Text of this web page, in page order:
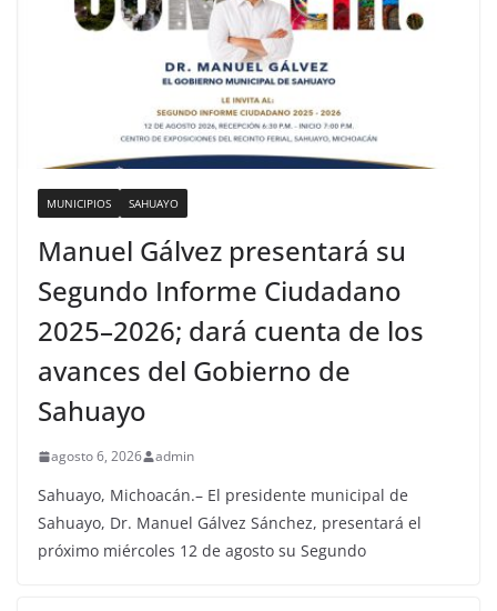
MUNICIPIOS SAHUAYO
Manuel Gálvez presentará su
Segundo Informe Ciudadano
2025–2026; dará cuenta de los
avances del Gobierno de
Sahuayo
agosto 6, 2026 admin
Sahuayo, Michoacán.– El presidente municipal de
Sahuayo, Dr. Manuel Gálvez Sánchez, presentará el
próximo miércoles 12 de agosto su Segundo